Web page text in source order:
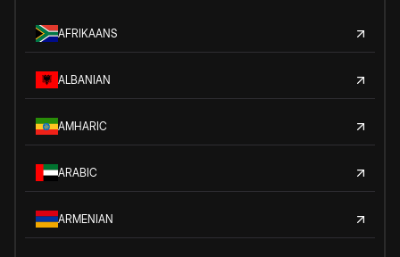
AFRIKAANS
ALBANIAN
AMHARIC
ARABIC
ARMENIAN